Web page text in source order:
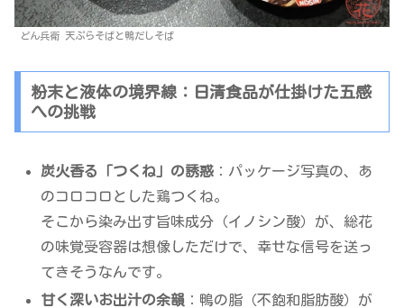
どん兵衛 天ぷらそばと鴨だしそば
粉末と液体の境界線：日清食品が仕掛けた五感
への挑戦
炭火香る「つくね」の誘惑 ：パッケージ写真の、あ
のコロコロとした鶏つくね。
そこから染み出す旨味成分（イノシン酸）が、総花
の味覚受容器は想像しただけで、幸せな信号を送っ
てきそうなんです。
甘く深いお出汁の余韻 ：鴨の脂（不飽和脂肪酸）が